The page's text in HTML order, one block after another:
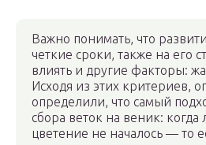
Важно понимать, что
четкие сроки, также на его
влиять и другие факторы:
Исходя из этих критериев,
определили, что самый
сбора веток на веник:
цветение не началось — то